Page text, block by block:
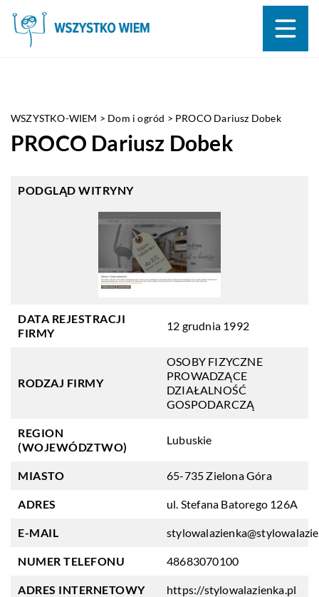
WSZYSTKO-WIEM > Dom i ogród > PROCO Dariusz Dobek
PROCO Dariusz Dobek
PODGLĄD WITRYNY
DATA REJESTRACJI
FIRMY
12 grudnia 1992
RODZAJ FIRMY
OSOBY FIZYCZNE
PROWADZĄCE
DZIAŁALNOŚĆ
GOSPODARCZĄ
REGION
(WOJEWÓDZTWO)
Lubuskie
MIASTO 65-735 Zielona Góra
ADRES ul. Stefana Batorego 126A
E-MAIL
NUMER TELEFONU 48683070100
ADRES INTERNETOWY https://stylowalazienka.pl